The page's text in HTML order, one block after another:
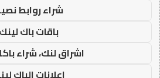
شراء روابط
باقات باك لينك
اشراق لنك، شراء
اعلانات الباك